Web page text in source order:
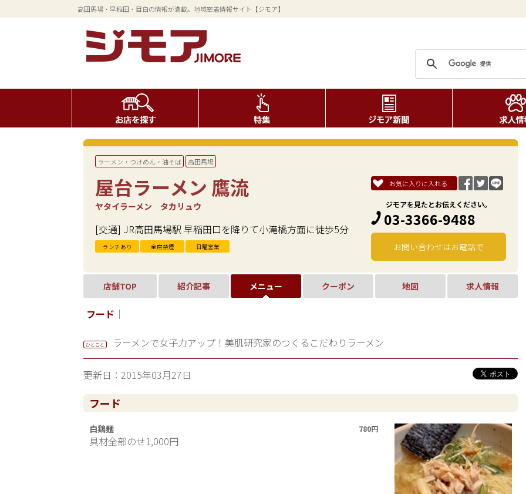
高田馬場・早稲田・目白の情報が満載。地域密着情報サイト【ジモア】
ラーメン・つけめん・油そば 高田馬場
屋台ラーメン 鷹流
ヤタイラーメン タカリュウ
[交通] JR高田馬場駅 早稲田口を降りて小滝橋方面に徒歩5分
ランチあり 全席禁煙 日曜営業
お気に入りに入れる
ジモアを見たとお伝えください。
03-3366-9488
お問い合わせはお電話で
店舗TOP 紹介記事 メニュー クーポン 地図 求人情報
フード ｜
ひとこと ラーメンで女子力アップ！美肌研究家のつくるこだわりラーメン
更新日：2015年03月27日
フード
白鶏麺
具材全部のせ1,000円
780円